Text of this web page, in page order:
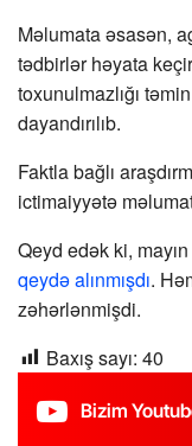
Məlumata əsasən,
tədbirlər həyata
toxunulmazlığı
dayandırılıb.
Faktla bağlı
ictimaiyyətə
Qeyd edək ki,
qeydə alınmışdı.
zəhərlənmişdi.
Baxış sayı: 40
Bizim